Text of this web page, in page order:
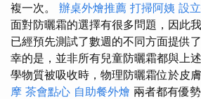
複一次。 辦桌外燴推薦 打掃阿姨 設
面對防曬霜的選擇有很多問題，因此
已經預先測試了數週的不同方面提供
幸的是，並非所有兒童防曬霜都與上
學物質被吸收時，物理防曬霜位於皮
摩 茶會點心 自助餐外燴 兩者都有優